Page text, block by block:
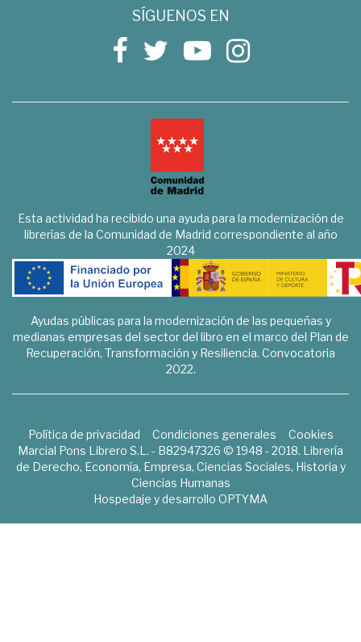
SÍGUENOS EN
Esta actividad ha recibido una ayuda para la modernización de
librerías de la Comunidad de Madrid correspondiente al año
2024
Ayudas públicas para la modernización de las pequeñas y
medianas empresas del sector del libro en el marco del Plan de
Recuperación, Transformación y Resiliencia. Convocatoria
2022.
Política de privacidad Condiciones generales
Cookies
Marcial Pons Librero S.L. - B82947326 © 1948 - 2018. Librería
de Derecho, Economía, Empresa, Ciencias Sociales, Historia y
Ciencias Humanas
Hospedaje y desarrollo OPTYMA